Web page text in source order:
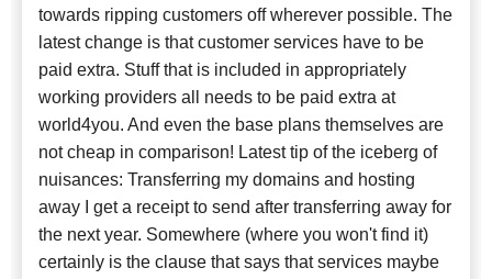
towards ripping customers off wherever possible. The
latest change is that customer services have to be
paid extra. Stuff that is included in appropriately
working providers all needs to be paid extra at
world4you. And even the base plans themselves are
not cheap in comparison! Latest tip of the iceberg of
nuisances: Transferring my domains and hosting
away I get a receipt to send after transferring away for
the next year. Somewhere (where you won't find it)
certainly is the clause that says that services maybe